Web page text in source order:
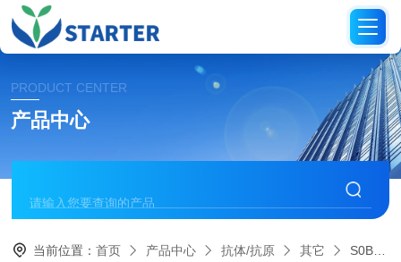
PRODUCT CENTER
产品中心
当前位置：首页 产品中心 抗体/抗原 其它 S0B0599Mouse FcR Blocking Reagent